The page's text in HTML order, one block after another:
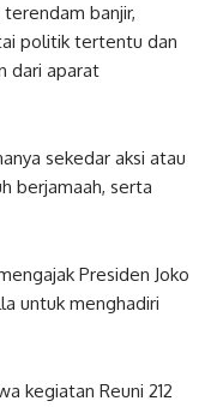
banjir,
politik tertentu dan
dari aparat
sekedar aksi atau
berjamaah, serta
Presiden Joko
untuk menghadiri
kegiatan Reuni 212